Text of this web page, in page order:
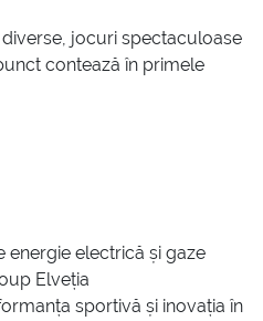
jocuri spectaculoase
contează în primele
energie electrică și gaze
Elveția
sportivă și inovația în